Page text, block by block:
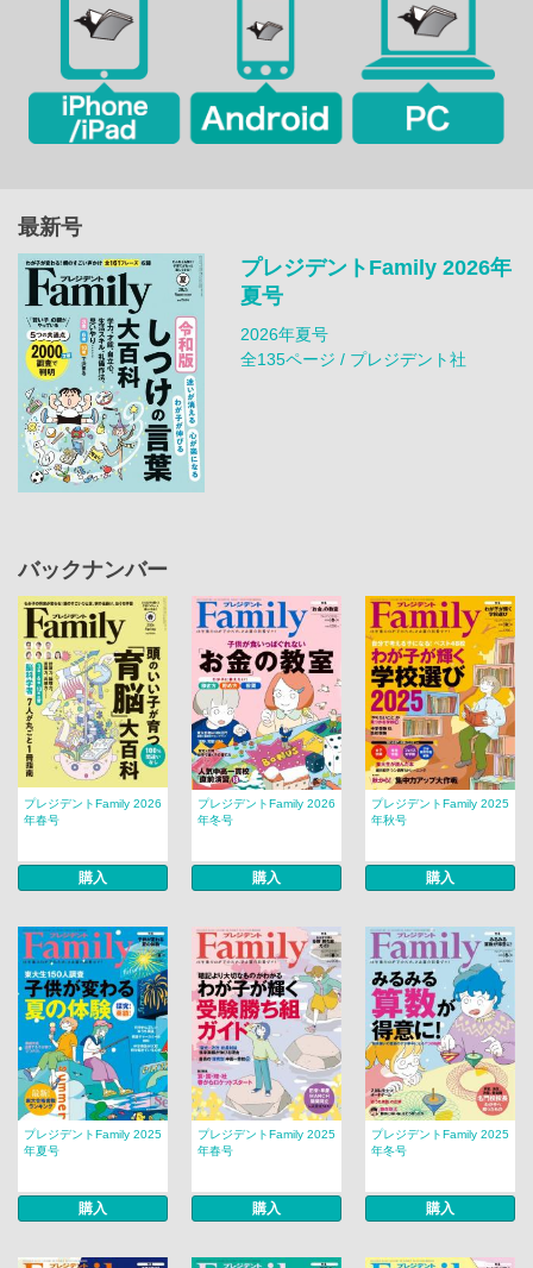
最新号
プレジデントFamily 2026年
夏号
2026年夏号
全135ページ / プレジデント社
バックナンバー
プレジデントFamily 2026
年春号
購入
プレジデントFamily 2026
年冬号
購入
プレジデントFamily 2025
年秋号
購入
プレジデントFamily 2025
年夏号
購入
プレジデントFamily 2025
年春号
購入
プレジデントFamily 2025
年冬号
購入